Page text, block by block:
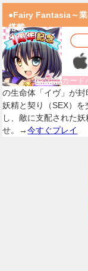
●Fairy Fantasia～業
搭載
カード
の生命体「イヴ」が封
妖精と契り（SEX）
し、敵に支配された
せ。→今すぐプレイ